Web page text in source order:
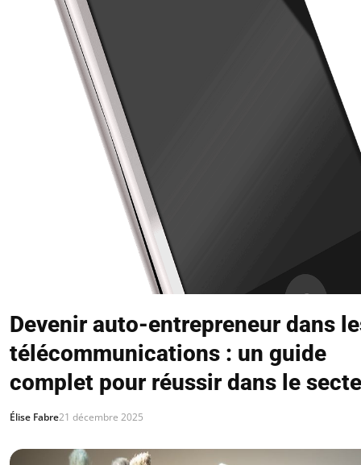
Devenir auto-entrepreneur dans
télécommunications : un guide
complet pour réussir dans le
Élise Fabre21 décembre 2025